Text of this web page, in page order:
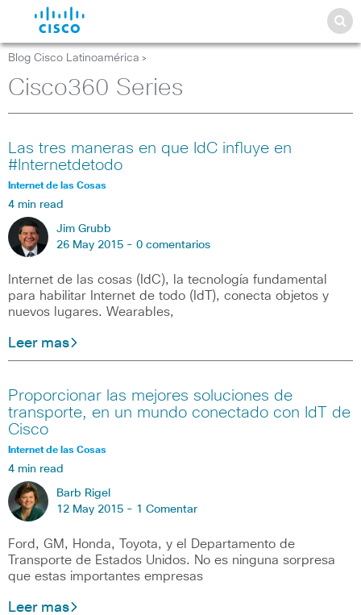
Blog Cisco Latinoamérica >
Cisco360 Series
Las tres maneras en que IdC influye en
#Internetdetodo
Internet de las Cosas
4 min read
Jim Grubb
26 May 2015 - 0 comentarios
Internet de las cosas (IdC), la tecnología fundamental
para habilitar Internet de todo (IdT), conecta objetos y
nuevos lugares. Wearables,
Leer mas
Proporcionar las mejores soluciones de
transporte, en un mundo conectado con IdT de
Cisco
Internet de las Cosas
4 min read
Barb Rigel
12 May 2015 - 1 Comentar
Ford, GM, Honda, Toyota, y el Departamento de
Transporte de Estados Unidos. No es ninguna sorpresa
que estas importantes empresas
Leer mas